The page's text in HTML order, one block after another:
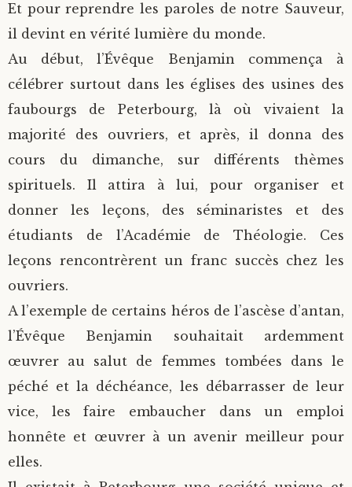
Et pour reprendre les paroles de notre Sauveur,
il devint en vérité lumière du monde.
Au début, l’Évêque Benjamin commença à
célébrer surtout dans les églises des usines des
faubourgs de Peterbourg, là où vivaient la
majorité des ouvriers, et après, il donna des
cours du dimanche, sur différents thèmes
spirituels. Il attira à lui, pour organiser et
donner les leçons, des séminaristes et des
étudiants de l’Académie de Théologie. Ces
leçons rencontrèrent un franc succès chez les
ouvriers.
A l’exemple de certains héros de l’ascèse d’antan,
l’Évêque Benjamin souhaitait ardemment
œuvrer au salut de femmes tombées dans le
péché et la déchéance, les débarrasser de leur
vice, les faire embaucher dans un emploi
honnête et œuvrer à un avenir meilleur pour
elles.